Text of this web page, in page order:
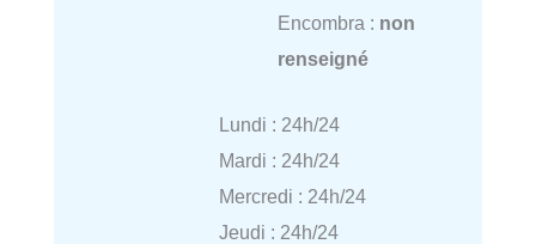
Encombra : non
renseigné
Lundi : 24h/24
Mardi : 24h/24
Mercredi : 24h/24
Jeudi : 24h/24